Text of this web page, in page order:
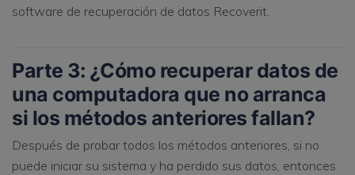
software de recuperación de datos Recoverit.
Parte 3: ¿Cómo recuperar datos de
una computadora que no arranca
si los métodos anteriores fallan?
Después de probar todos los métodos anteriores, si no
puede iniciar su sistema y ha perdido sus datos, entonces